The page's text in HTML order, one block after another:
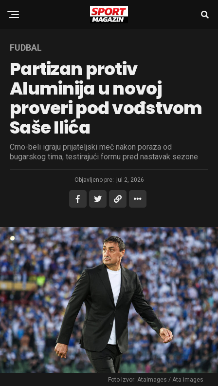
FUDBAL
Partizan protiv
Aluminija u novoj
proveri pod vođstvom
Saše Ilića
Crno-beli igraju prijateljski meč nakon poraza od
bugarskog tima, testirajući formu pred nastavak sezone
Objavljeno pre: jul 2, 2026
Foto Izvor: Ataimages / Ata images